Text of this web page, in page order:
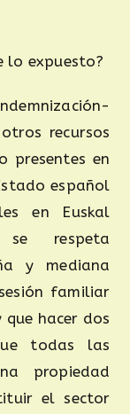
lo expuesto?
recursos
presentes en
español
en Euskal
respeta
y mediana
familiar
hacer dos
todas las
propiedad
el sector